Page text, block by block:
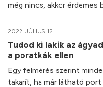
még nincs, akkor érdemes
2022. JÚLIUS 12.
Tudod ki lakik az
a poratkák ellen
Egy felmérés szerint
takarít, ha már látható port